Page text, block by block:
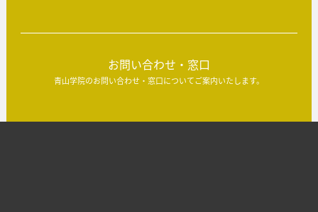
お問い合わせ・窓口
青山学院のお問い合わせ・窓口についてご案内いたします。